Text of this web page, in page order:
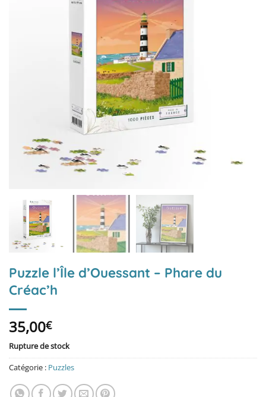
Puzzle l’Île d’Ouessant – Phare du
Créac’h
35,00€
Rupture de stock
Catégorie : Puzzles